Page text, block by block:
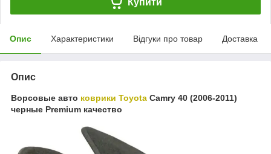
Опис Характеристики Відгуки про товар Доставка
Опис
Ворсовые авто коврики Toyota Camry 40 (2006-2011)
черные Premium качество